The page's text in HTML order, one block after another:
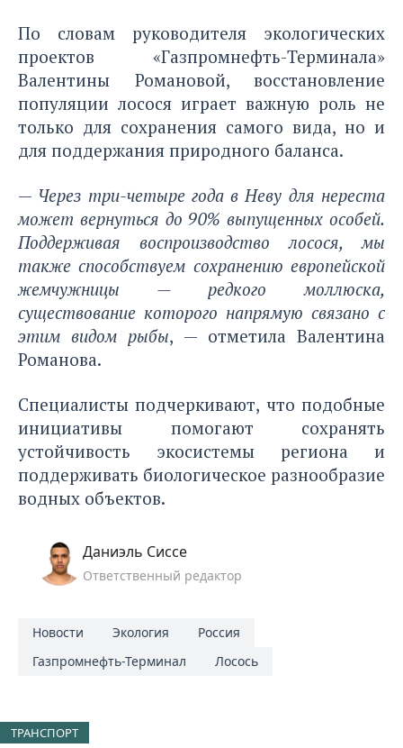
По словам руководителя экологических
проектов «Газпромнефть-Терминала»
Валентины Романовой, восстановление
популяции лосося играет важную роль не
только для сохранения самого вида, но и
для поддержания природного баланса.
— Через три-четыре года в Неву для нереста
может вернуться до 90% выпущенных особей.
Поддерживая воспроизводство лосося, мы
также способствуем сохранению европейской
жемчужницы — редкого моллюска,
существование которого напрямую связано с
этим видом рыбы, — отметила Валентина
Романова.
Специалисты подчеркивают, что подобные
инициативы помогают сохранять
устойчивость экосистемы региона и
поддерживать биологическое разнообразие
водных объектов.
Даниэль Сиссе
Ответственный редактор
Новости Экология
Россия
Газпромнефть-Терминал
Лосось
ТРАНСПОРТ